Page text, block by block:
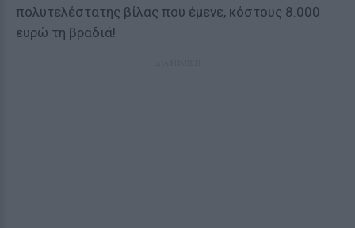
πολυτελέστατης βίλας που έμενε, κόστους 8.000
ευρώ τη βραδιά!